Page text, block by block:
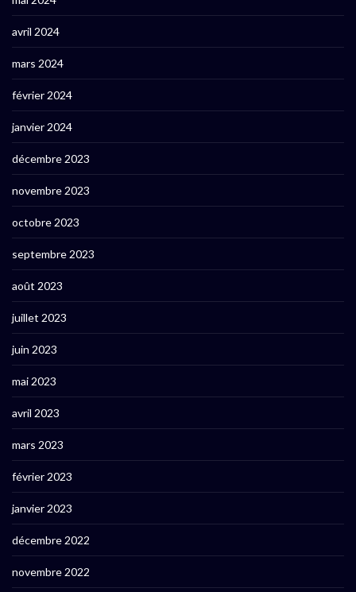
avril 2024
mars 2024
février 2024
janvier 2024
décembre 2023
novembre 2023
octobre 2023
septembre 2023
août 2023
juillet 2023
juin 2023
mai 2023
avril 2023
mars 2023
février 2023
janvier 2023
décembre 2022
novembre 2022